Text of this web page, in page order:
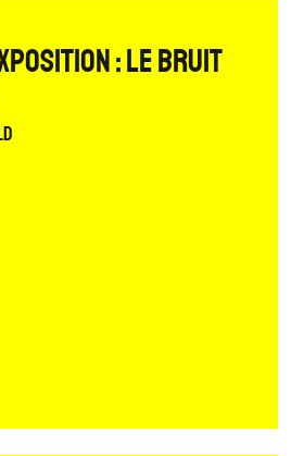
: Le bruit